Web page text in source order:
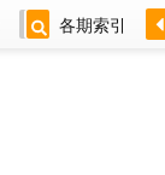
各期索引